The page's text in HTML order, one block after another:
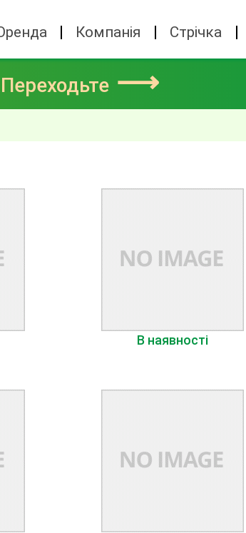
Компанія Стрічка
⟶
В наявності